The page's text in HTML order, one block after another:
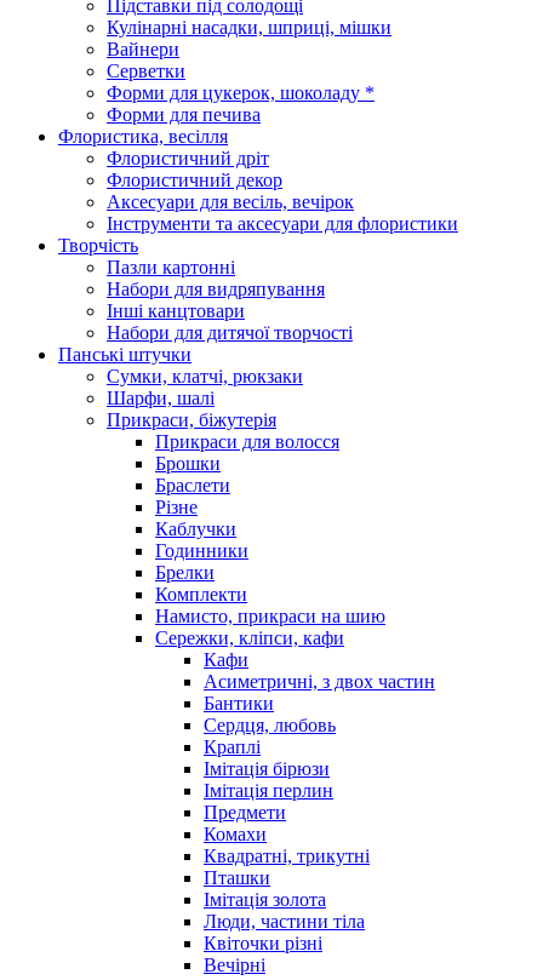
Підставки під солодощі
Кулінарні насадки, шприці, мішки
Вайнери
Серветки
Форми для цукерок, шоколаду *
Форми для печива
Флористика, весілля
Флористичний дріт
Флористичний декор
Аксесуари для весіль, вечірок
Інструменти та аксесуари для флористики
Творчість
Пазли картонні
Набори для видряпування
Інші канцтовари
Набори для дитячої творчості
Панські штучки
Сумки, клатчі, рюкзаки
Шарфи, шалі
Прикраси, біжутерія
Прикраси для волосся
Брошки
Браслети
Різне
Каблучки
Годинники
Брелки
Комплекти
Намисто, прикраси на шию
Сережки, кліпси, кафи
Кафи
Асиметричні, з двох частин
Бантики
Сердця, любовь
Краплі
Імітація бірюзи
Імітація перлин
Предмети
Комахи
Квадратні, трикутні
Пташки
Імітація золота
Люди, частини тіла
Квіточки різні
Вечірні